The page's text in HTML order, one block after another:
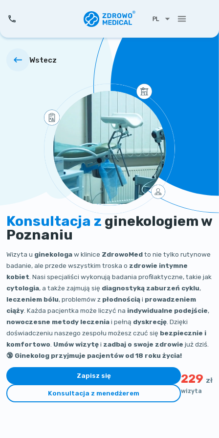
PL
Wstecz
Konsultacja z ginekologiem w
Poznaniu
Wizyta u ginekologaw klinice ZdrowoMedto nie tylko rutynowe
badanie, ale przede wszystkim troska o zdrowie intymne
kobiet . Nasi specjaliści wykonują badania profilaktyczne, takie jak
cytologia, a także zajmują się diagnostyką zaburzeń cyklu,
leczeniem bólu, problemów z płodnościąi prowadzeniem
ciąży . Każda pacjentka może liczyć na indywidualne podejście,
nowoczesne metody leczeniai pełną dyskrecję . Dzięki
doświadczeniu naszego zespołu możesz czuć się bezpiecznie i
komfortowo Umów wizytęi zadbaj o swoje zdrowie już dziś.
🔞 Ginekolog przyjmuje pacjentów od 18 roku życia!
Zapisz się
Konsultacja z menedżerem
229 zł
wizyta